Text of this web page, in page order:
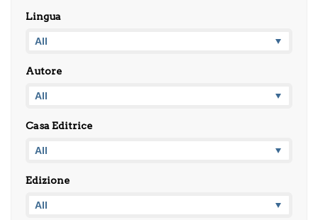
Lingua
Autore
Casa Editrice
Edizione